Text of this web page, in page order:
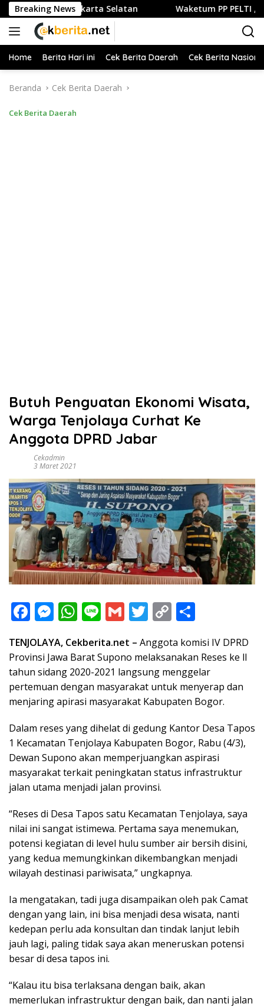
Langsung
ke
konten
Breaking News
di Jakarta Selatan Waketum PP PELTI ,H. Anton
Home Berita Hari ini Cek Berita Daerah Cek Berita
Beranda Cek Berita Daerah
Cek Berita Daerah
Butuh Penguatan Ekonomi Wisata,
Warga Tenjolaya Curhat Ke
Anggota DPRD Jabar
Cekadmin
3 Maret 2021
F
e
b
o
o
k
M
ss
e
n
g
er
W
at
s
A
p
p
Li
e
G
ai
l
T
itt
er
C
p
y
Li
n
k
ar
e
TENJOLAYA, Cekberita.net – Anggota komisi IV DPRD
Provinsi Jawa Barat Supono melaksanakan Reses ke ll
tahun sidang 2020-2021 langsung menggelar
pertemuan dengan masyarakat untuk menyerap dan
menjaring apirasi masyarakat Kabupaten Bogor.
Dalam reses yang dihelat di gedung Kantor Desa Tapos
1 Kecamatan Tenjolaya Kabupaten Bogor, Rabu (4/3),
Dewan Supono akan memperjuangkan aspirasi
masyarakat terkait peningkatan status infrastruktur
jalan utama menjadi jalan provinsi.
“Reses di Desa Tapos satu Kecamatan Tenjolaya, saya
nilai ini sangat istimewa. Pertama saya menemukan,
potensi kegiatan di level hulu sumber air bersih disini,
yang kedua memungkinkan dikembangkan menjadi
wilayah destinasi pariwisata,” ungkapnya.
Ia mengatakan, tadi juga disampaikan oleh pak Camat
dengan yang lain, ini bisa menjadi desa wisata, nanti
kedepan perlu ada konsultan dan tindak lanjut lebih
jauh lagi, paling tidak saya akan meneruskan potensi
besar di desa tapos ini.
“Kalau itu bisa terlaksana dengan baik, akan
memerlukan infrastruktur dengan baik, dan nanti jalan